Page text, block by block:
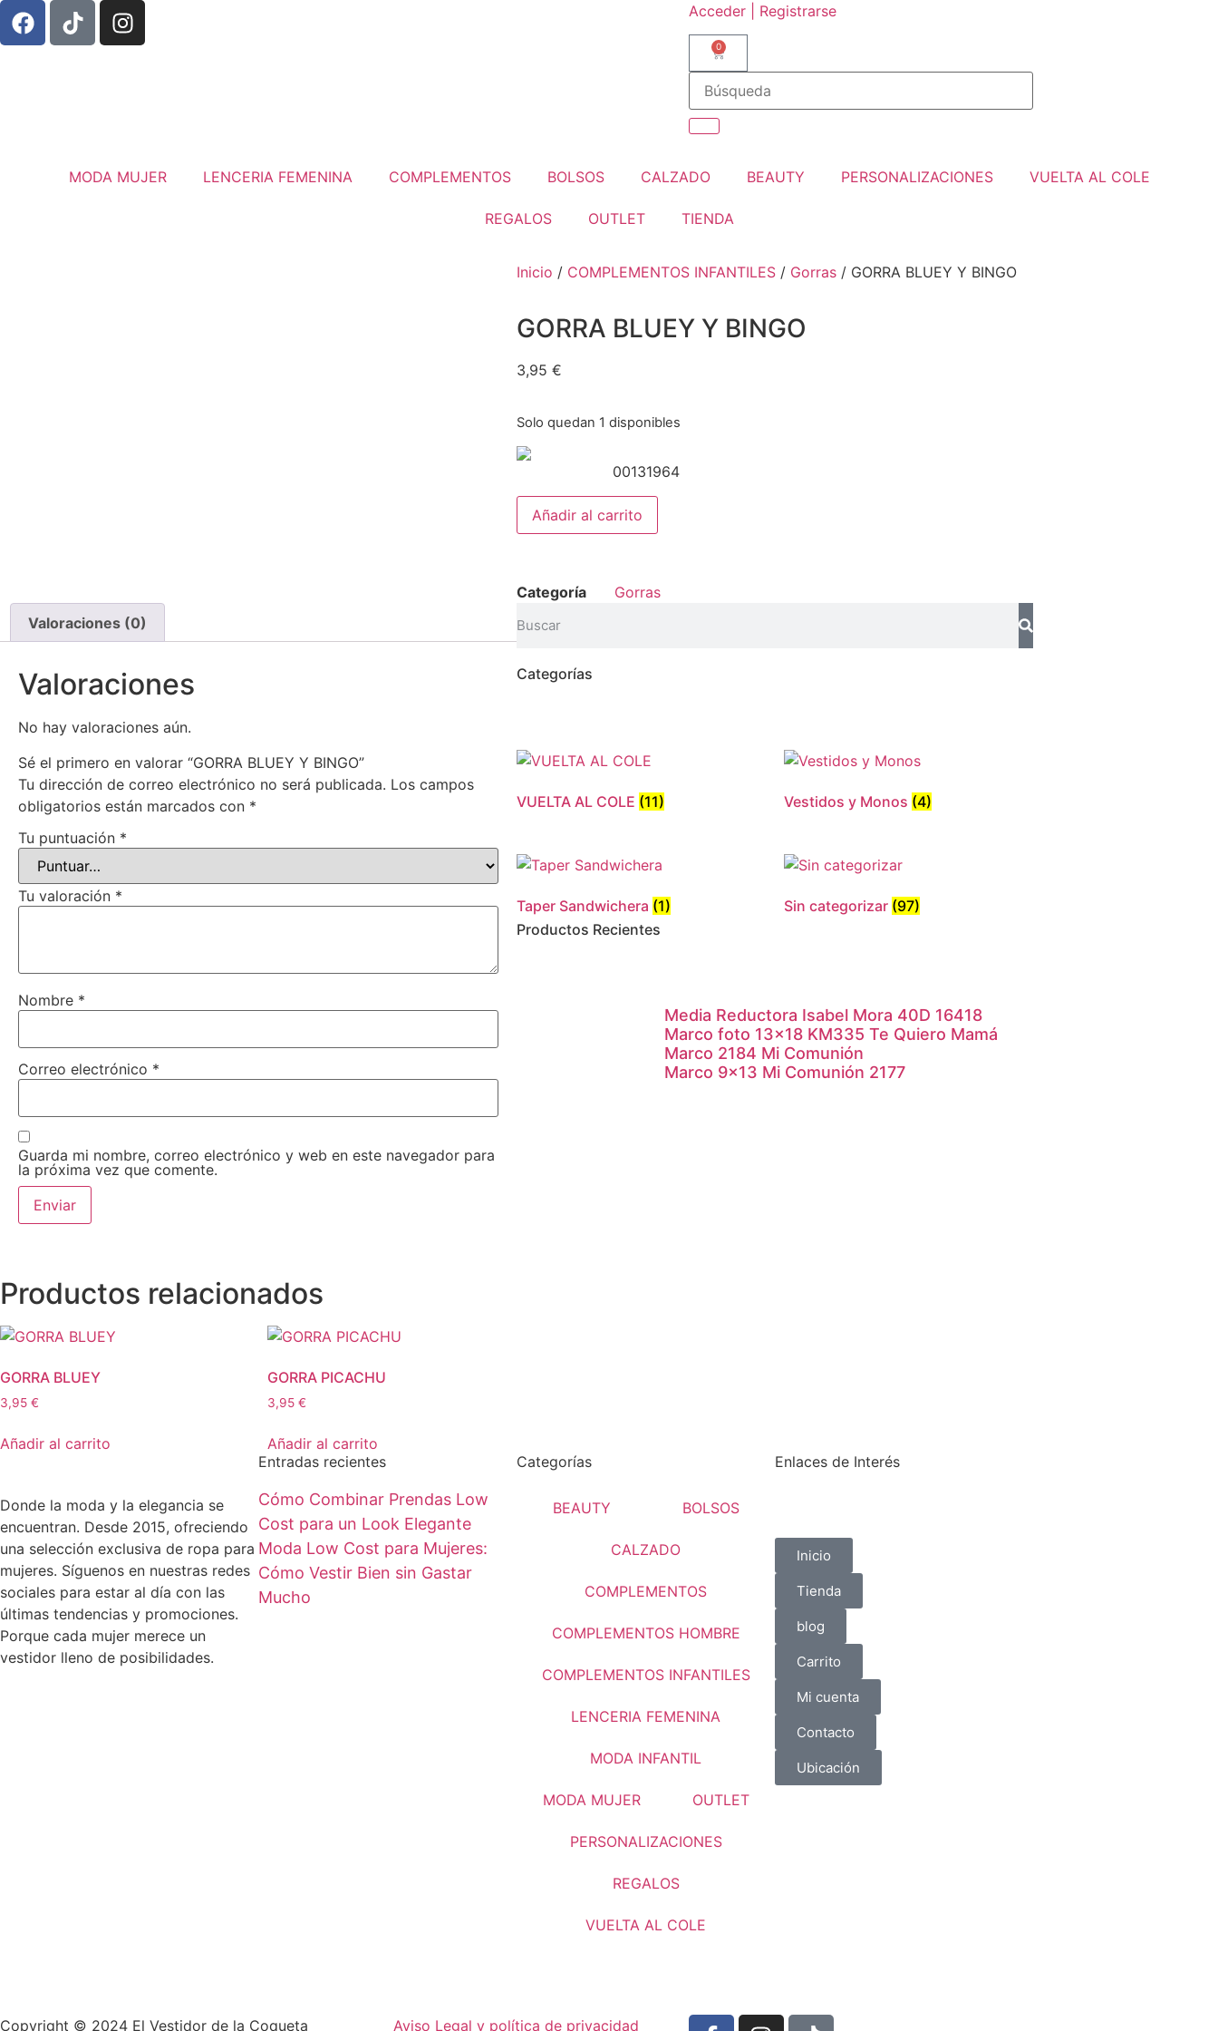
Acceder | Registrarse
0
MODA MUJER LENCERIA FEMENINA COMPLEMENTOS BOLSOS CALZADO BEAUTY PERSONALIZACIONES VUELTA AL COLE
REGALOS OUTLET TIENDA
Inicio / COMPLEMENTOS INFANTILES / Gorras / GORRA BLUEY Y BINGO
GORRA BLUEY Y BINGO
3,95 €
Solo quedan 1 disponibles
00131964
Añadir al carrito
Categoría
Gorras
Valoraciones (0)
Valoraciones
No hay valoraciones aún.
Sé el primero en valorar “GORRA BLUEY Y BINGO”
Tu dirección de correo electrónico no será publicada. Los campos
obligatorios están marcados con *
Tu puntuación *
Tu valoración *
Nombre *
Correo electrónico *
Guarda mi nombre, correo electrónico y web en este navegador para
la próxima vez que comente.
Productos relacionados
GORRA BLUEY
3,95 €
Añadir al carrito
GORRA PICACHU
3,95 €
Añadir al carrito
Categorías
VUELTA AL COLE (11) Vestidos y Monos (4)
Taper Sandwichera (1) Sin categorizar (97)
Productos Recientes
Media Reductora Isabel Mora 40D 16418
Marco foto 13×18 KM335 Te Quiero Mamá
Marco 2184 Mi Comunión
Marco 9×13 Mi Comunión 2177
Donde la moda y la elegancia se
encuentran. Desde 2015, ofreciendo
una selección exclusiva de ropa para
mujeres. Síguenos en nuestras redes
sociales para estar al día con las
últimas tendencias y promociones.
Porque cada mujer merece un
vestidor lleno de posibilidades.
Entradas recientes
Cómo Combinar Prendas Low
Cost para un Look Elegante
Moda Low Cost para Mujeres:
Cómo Vestir Bien sin Gastar
Mucho
Categorías
BEAUTY BOLSOS
CALZADO
COMPLEMENTOS
COMPLEMENTOS HOMBRE
COMPLEMENTOS INFANTILES
LENCERIA FEMENINA
MODA INFANTIL
MODA MUJER OUTLET
PERSONALIZACIONES
REGALOS
VUELTA AL COLE
Enlaces de Interés
Inicio
Tienda
blog
Carrito
Mi cuenta
Contacto
Ubicación
Copyright © 2024 El Vestidor de la Coqueta Aviso Legal y política de privacidad